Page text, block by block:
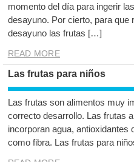
momento del día para ingerir
desayuno. Por cierto, para que
desayuno las frutas […]
READ MORE
Las frutas para niños
Las frutas son alimentos muy
correcto desarrollo. Las frutas
incorporan agua,
como fibra. Las frutas para